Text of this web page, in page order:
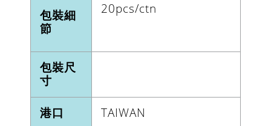
包裝細
節
20pcs/ctn
包裝尺
寸
港口 TAIWAN